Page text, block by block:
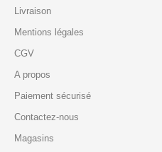
Livraison
Mentions légales
CGV
A propos
Paiement sécurisé
Contactez-nous
Magasins